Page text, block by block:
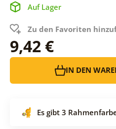
Auf Lager
Zu den Favoriten
9,42 €
IN DEN
Es gibt 3